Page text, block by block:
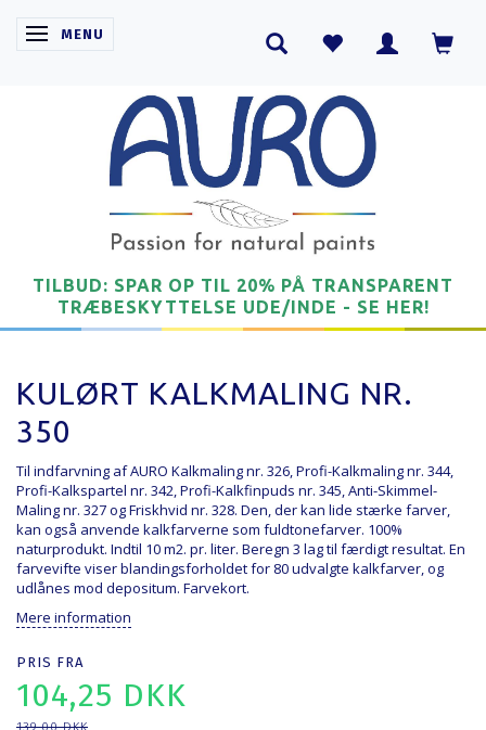
SKIFTE NAVIGATION
MENU
TILBUD: SPAR OP TIL 20% PÅ TRANSPARENT
TRÆBESKYTTELSE UDE/INDE - SE HER!
KULØRT KALKMALING NR.
350
Til indfarvning af AURO Kalkmaling nr. 326, Profi-Kalkmaling nr. 344,
Profi-Kalkspartel nr. 342, Profi-Kalkfinpuds nr. 345, Anti-Skimmel-
Maling nr. 327 og Friskhvid nr. 328. Den, der kan lide stærke farver,
kan også anvende kalkfarverne som fuldtonefarver. 100%
naturprodukt. Indtil 10 m2. pr. liter. Beregn 3 lag til færdigt resultat. En
farvevifte viser blandingsforholdet for 80 udvalgte kalkfarver, og
udlånes mod depositum. Farvekort.
Mere information
PRIS FRA
104,25 DKK
139,00 DKK